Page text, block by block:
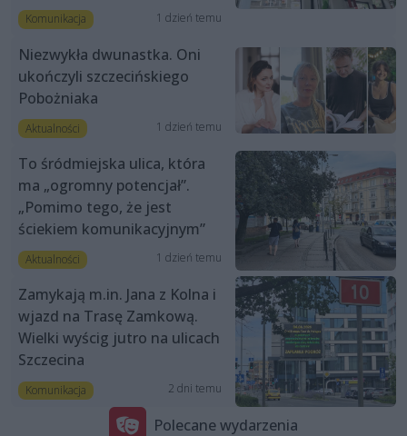
Komunikacja 1 dzień temu
Niezwykła dwunastka. Oni
ukończyli szczecińskiego
Pobożniaka
Aktualności 1 dzień temu
To śródmiejska ulica, która
ma „ogromny potencjał”.
„Pomimo tego, że jest
ściekiem komunikacyjnym”
Aktualności 1 dzień temu
Zamykają m.in. Jana z Kolna i
wjazd na Trasę Zamkową.
Wielki wyścig jutro na ulicach
Szczecina
Komunikacja 2 dni temu
Polecane wydarzenia